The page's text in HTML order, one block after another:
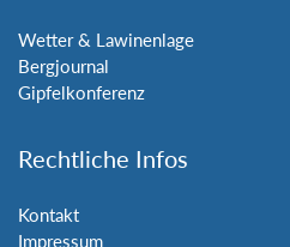
Wetter & Lawinenlage
Bergjournal
Gipfelkonferenz
Rechtliche Infos
Kontakt
Impressum